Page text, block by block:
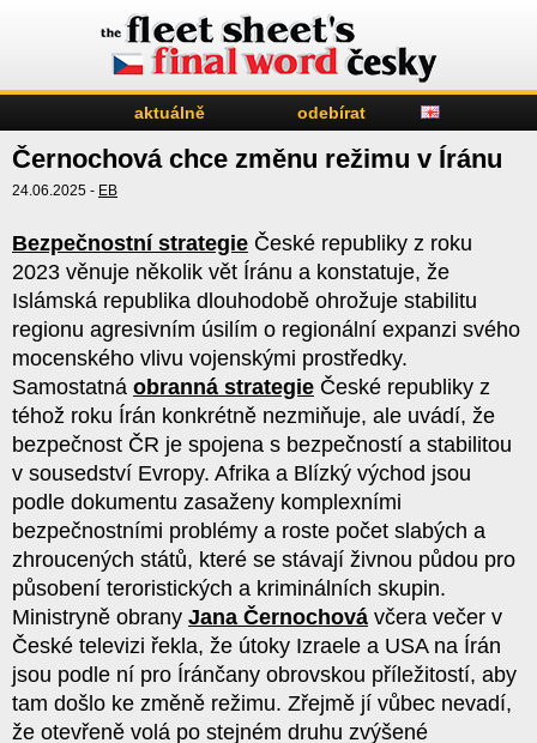
aktuálně odebírat
Černochová chce změnu režimu v Íránu
24.06.2025 - EB
Bezpečnostní strategie České republiky z roku
2023 věnuje několik vět Íránu a konstatuje, že
Islámská republika dlouhodobě ohrožuje stabilitu
regionu agresivním úsilím o regionální expanzi svého
mocenského vlivu vojenskými prostředky.
Samostatná obranná strategie České republiky z
téhož roku Írán konkrétně nezmiňuje, ale uvádí, že
bezpečnost ČR je spojena s bezpečností a stabilitou
v sousedství Evropy. Afrika a Blízký východ jsou
podle dokumentu zasaženy komplexními
bezpečnostními problémy a roste počet slabých a
zhroucených států, které se stávají živnou půdou pro
působení teroristických a kriminálních skupin.
Ministryně obrany Jana Černochová včera večer v
České televizi řekla, že útoky Izraele a USA na Írán
jsou podle ní pro Íránčany obrovskou příležitostí, aby
tam došlo ke změně režimu. Zřejmě jí vůbec nevadí,
že otevřeně volá po stejném druhu zvýšené